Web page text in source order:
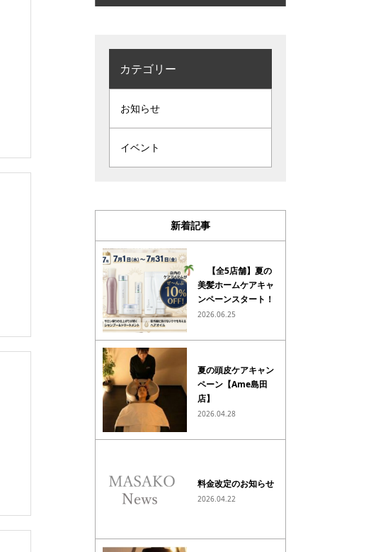
カテゴリー
お知らせ
イベント
新着記事
【全5店舗】夏の
美髪ホームケアキャ
ンペーンスタート！
2026.06.25
夏の頭皮ケアキャン
ペーン【Ame島田
店】
2026.04.28
料金改定のお知らせ
2026.04.22